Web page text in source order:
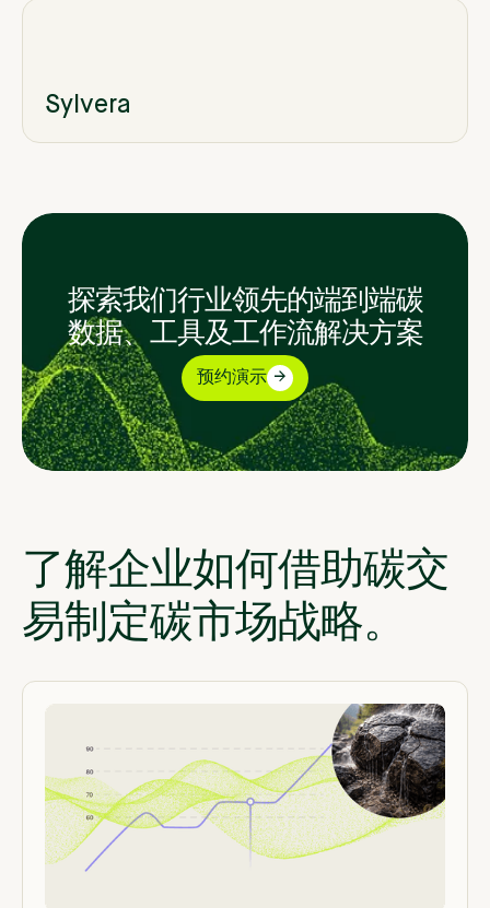
Sylvera
探索我们行业领先的端到端碳
数据、工具及工作流解决方案
预约演示
了解企业如何借助碳交
易制定碳市场战略。